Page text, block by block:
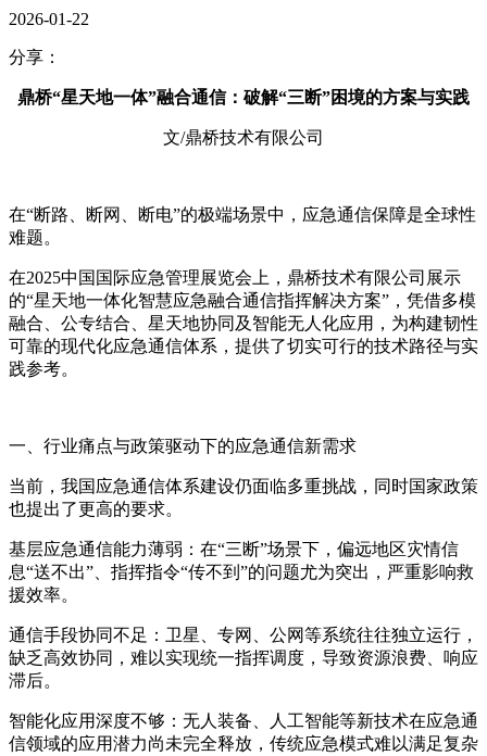
2026-01-22
分享：
鼎桥“星天地一体”融合通信：破解“三断”困境的方案与实践
文/鼎桥技术有限公司
在“断路、断网、断电”的极端场景中，应急通信保障是全球性
难题。
在2025中国国际应急管理展览会上，鼎桥技术有限公司展示
的“星天地一体化智慧应急融合通信指挥解决方案”，凭借多模
融合、公专结合、星天地协同及智能无人化应用，为构建韧性
可靠的现代化应急通信体系，提供了切实可行的技术路径与实
践参考。
一、行业痛点与政策驱动下的应急通信新需求
当前，我国应急通信体系建设仍面临多重挑战，同时国家政策
也提出了更高的要求。
基层应急通信能力薄弱：在“三断”场景下，偏远地区灾情信
息“送不出”、指挥指令“传不到”的问题尤为突出，严重影响救
援效率。
通信手段协同不足：卫星、专网、公网等系统往往独立运行，
缺乏高效协同，难以实现统一指挥调度，导致资源浪费、响应
滞后。
智能化应用深度不够：无人装备、人工智能等新技术在应急通
信领域的应用潜力尚未完全释放，传统应急模式难以满足复杂